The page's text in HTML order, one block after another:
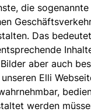
die
Das
aber auch
Elli
werden